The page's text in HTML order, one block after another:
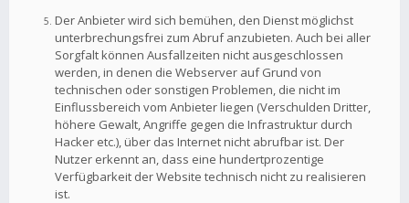
Der Anbieter wird sich bemühen, den Dienst möglichst
unterbrechungsfrei zum Abruf anzubieten. Auch bei aller
Sorgfalt können Ausfallzeiten nicht ausgeschlossen
werden, in denen die Webserver auf Grund von
technischen oder sonstigen Problemen, die nicht im
Einflussbereich vom Anbieter liegen (Verschulden Dritter,
höhere Gewalt, Angriffe gegen die Infrastruktur durch
Hacker etc.), über das Internet nicht abrufbar ist. Der
Nutzer erkennt an, dass eine hundertprozentige
Verfügbarkeit der Website technisch nicht zu realisieren
ist.